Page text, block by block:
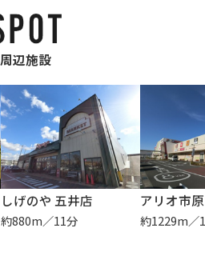
周辺施設
しげのや 五井店
約880m／11分
アリオ市原
約1229m／